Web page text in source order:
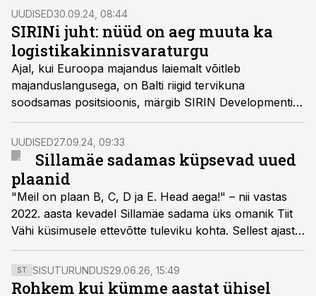
arvestama ja kes vastutab kui kaup saab
meeleavaldajate tegevuse tõttu kahjustada?
UUDISED30.09.24, 08:44
SIRINi juht: nüüd on aeg muuta ka
logistikakinnisvaraturgu
Ajal, kui Euroopa majandus laiemalt võitleb
majanduslangusega, on Balti riigid tervikuna
soodsamas positsioonis, märgib SIRIN Developmenti
tegevdirektor Laurins Kuzavas ning analüüsib
logistikakinnisvara valdkonnas saabuvat nii arendajate
kui investorite jaoks.
UUDISED27.09.24, 09:33
Sillamäe sadamas küpsevad uued
plaanid
"Meil on plaan B, C, D ja E. Head aega!" – nii vastas
2022. aasta kevadel Sillamäe sadama üks omanik Tiit
Vähi küsimusele ettevõtte tuleviku kohta. Sellest ajast
alates on sadamas tõepoolest lauale pandud mitu
kriisist välja tulemise varianti. Mõni neist on juba
põrunud, mõni tundub ulmeline, mõni lootustandev.
ST SISUTURUNDUS29.06.26, 15:49
Rohkem kui kümme aastat ühisel